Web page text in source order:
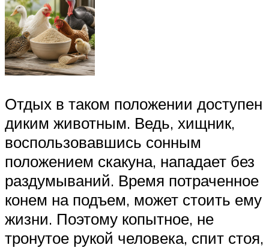
Отдых в таком положении доступен
диким животным. Ведь, хищник,
воспользовавшись сонным
положением скакуна, нападает без
раздумываний. Время потраченное
конем на подъем, может стоить ему
жизни. Поэтому копытное, не
тронутое рукой человека, спит стоя,